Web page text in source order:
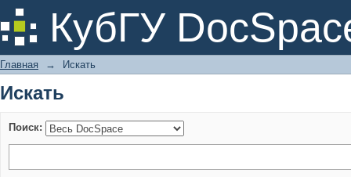
КубГУ
Искать
Главная → Искать
Искать
Поиск: